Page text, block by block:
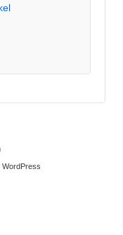
WordPress